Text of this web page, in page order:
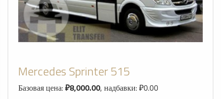
Mercedes Sprinter 515
Базовая цена: ₽8,000.00, надбавки: ₽0.00